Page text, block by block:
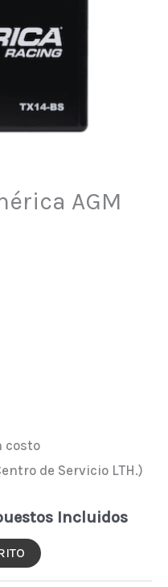
AGM
costo
de Servicio LTH.)
Incluidos